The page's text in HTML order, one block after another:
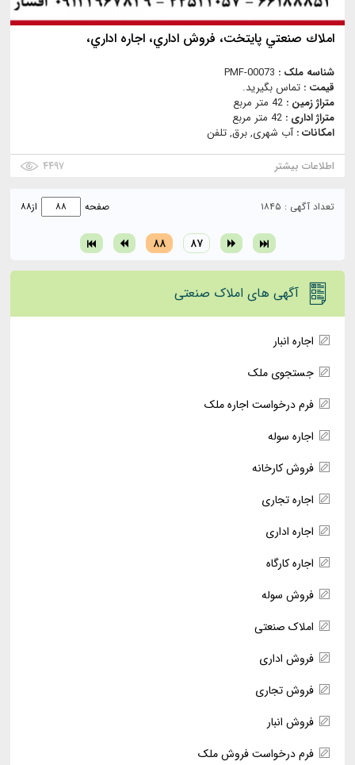
املاك صنعتي پايتخت، فروش اداري، اجاره اداري،
شناسه ملک : PMF-00073
قیمت : تماس بگیرید.
متراژ زمین : 42 متر مربع
متراژ اداری : 42 متر مربع
امکانات :آب شهری, برق, تلفن
اطلاعات بیشتر
۴۴۹۷
تعداد آگهی : ۱۸۴۵
۸۷ ۸۸
صفحه از۸۸
آگهی های املاک صنعتی
اجاره انبار
جستجوی ملک
فرم درخواست اجاره ملک
اجاره سوله
فروش کارخانه
اجاره تجاری
اجاره اداری
اجاره کارگاه
فروش سوله
املاک صنعتی
فروش اداری
فروش تجاری
فروش انبار
فرم درخواست فروش ملک